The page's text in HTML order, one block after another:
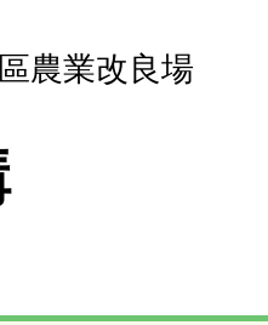
農業改良場